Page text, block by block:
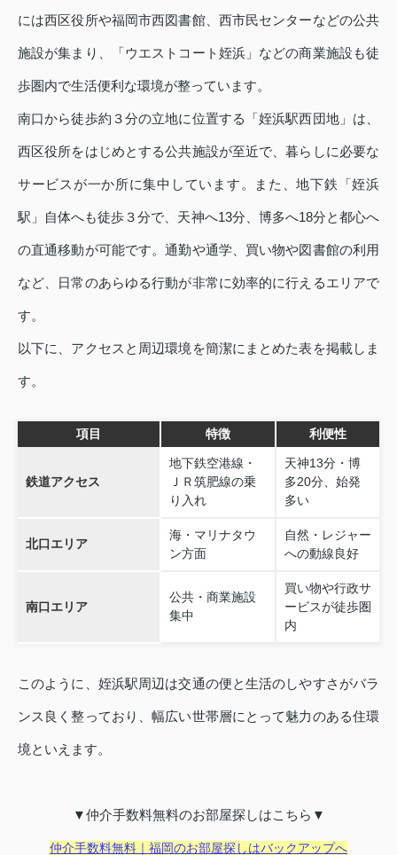
には西区役所や福岡市西図書館、西市民センターなどの公共
施設が集まり、「ウエストコート姪浜」などの商業施設も徒
歩圏内で生活便利な環境が整っています。
南口から徒歩約３分の立地に位置する「姪浜駅西団地」は、
西区役所をはじめとする公共施設が至近で、暮らしに必要な
サービスが一か所に集中しています。また、地下鉄「姪浜
駅」自体へも徒歩３分で、天神へ13分、博多へ18分と都心へ
の直通移動が可能です。通勤や通学、買い物や図書館の利用
など、日常のあらゆる行動が非常に効率的に行えるエリアで
す。
以下に、アクセスと周辺環境を簡潔にまとめた表を掲載しま
す。
項目 特徴 利便性
鉄道アクセス
地下鉄空港線・
ＪＲ筑肥線の乗
り入れ
天神13分・博
多20分、始発
多い
北口エリア
海・マリナタウ
ン方面
自然・レジャー
への動線良好
南口エリア
公共・商業施設
集中
買い物や行政サ
ービスが徒歩圏
内
このように、姪浜駅周辺は交通の便と生活のしやすさがバラ
ンス良く整っており、幅広い世帯層にとって魅力のある住環
境といえます。
▼仲介手数料無料のお部屋探しはこちら▼
仲介手数料無料｜福岡のお部屋探しはバックアップへ